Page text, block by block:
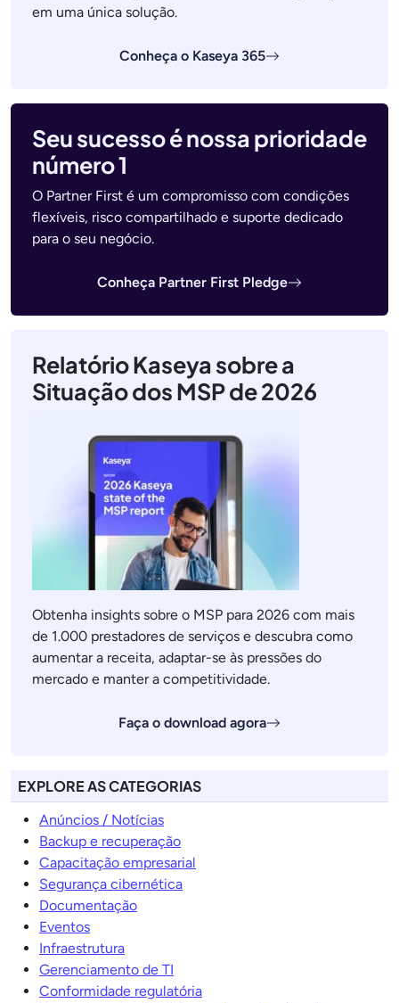
em uma única solução.
Conheça o Kaseya 365
Seu sucesso é nossa prioridade
número 1
O Partner First é um compromisso com condições
flexíveis, risco compartilhado e suporte dedicado
para o seu negócio.
Conheça Partner First Pledge
Relatório Kaseya sobre a
Situação dos MSP de 2026
Obtenha insights sobre o MSP para 2026 com mais
de 1.000 prestadores de serviços e descubra como
aumentar a receita, adaptar-se às pressões do
mercado e manter a competitividade.
Faça o download agora
EXPLORE AS CATEGORIAS
Anúncios / Notícias
Backup e recuperação
Capacitação empresarial
Segurança cibernética
Documentação
Eventos
Infraestrutura
Gerenciamento de TI
Conformidade regulatória